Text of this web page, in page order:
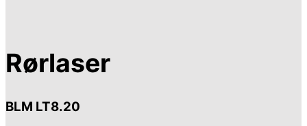
Rørlaser
BLM LT8.20